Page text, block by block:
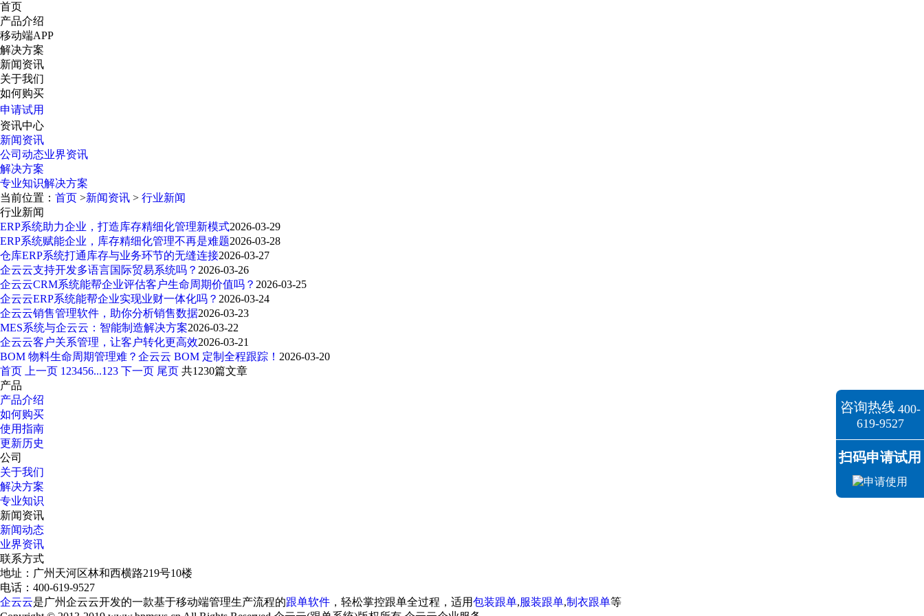
首页
产品介绍
移动端APP
解决方案
新闻资讯
关于我们
如何购买
申请试用
咨询热线 400-
619-9527
扫码申请试用
资讯中心
新闻资讯
公司动态业界资讯
解决方案
专业知识解决方案
当前位置： 首页 >新闻资讯 > 行业新闻
行业新闻
ERP系统助力企业，打造库存精细化管理新模式2026-03-29
ERP系统赋能企业，库存精细化管理不再是难题2026-03-28
仓库ERP系统打通库存与业务环节的无缝连接2026-03-27
企云云支持开发多语言国际贸易系统吗？ 2026-03-26
企云云CRM系统能帮企业评估客户生命周期价值吗？ 2026-03-25
企云云ERP系统能帮企业实现业财一体化吗？ 2026-03-24
企云云销售管理软件，助你分析销售数据2026-03-23
MES系统与企云云：智能制造解决方案2026-03-22
企云云客户关系管理，让客户转化更高效2026-03-21
BOM 物料生命周期管理难？企云云 BOM 定制全程跟踪！​ 2026-03-20
首页
上一页 1 23456...123 下一页 尾页 共1230篇文章
产品
产品介绍
如何购买
使用指南
更新历史
公司
关于我们
解决方案
专业知识
新闻资讯
新闻动态
业界资讯
联系方式
地址：广州天河区林和西横路219号10楼
电话：400-619-9527
企云云是广州企云云开发的一款基于移动端管理生产流程的跟单软件 ，轻松掌控跟单全过程，适用包装跟单,服装跟单,制衣跟单等